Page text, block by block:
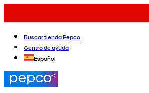
Buscar tienda Pepco
Centro de ayuda
Español